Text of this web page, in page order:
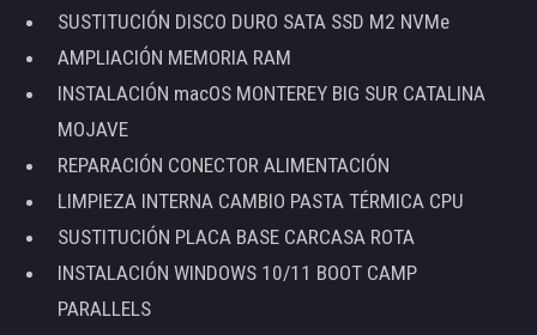
SUSTITUCIÓN DISCO DURO SATA SSD M2 NVMe
AMPLIACIÓN MEMORIA RAM
INSTALACIÓN macOS MONTEREY BIG SUR CATALINA
MOJAVE
REPARACIÓN CONECTOR ALIMENTACIÓN
LIMPIEZA INTERNA CAMBIO PASTA TÉRMICA CPU
SUSTITUCIÓN PLACA BASE CARCASA ROTA
INSTALACIÓN WINDOWS 10/11 BOOT CAMP
PARALLELS